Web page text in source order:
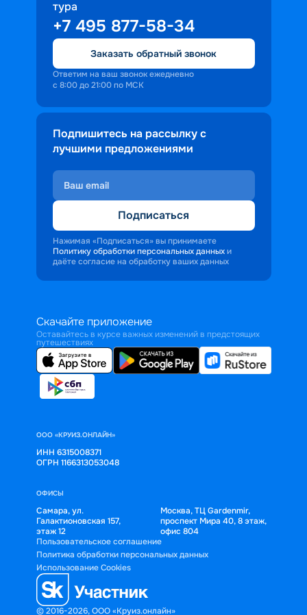
доброжелательность и заинтересованность
персонала корабля в каждом госте.
Ступая на борт теплохода, пассажиры
попадают в совершенно иную атмосферу,
где властвует тяга к приключениям и
открытиям.
тура
+7 495 877-58-34
Заказать обратный звонок
Ответим на ваш звонок ежедневно
с 8:00 до 21:00 по МСК
Подпишитесь на рассылку с
лучшими предложениями
Подписаться
Нажимая «Подписаться» вы принимаете
Политику обработки персональных данных и
даёте согласие на обработку ваших данных
Скачайте приложение
Оставайтесь в курсе важных изменений в предстоящих
путешествиях
ООО «КРУИЗ.ОНЛАЙН»
ИНН 6315008371
ОГРН 1166313053048
ОФИСЫ
Самара, ул.
Галактионовская 157,
этаж 12
Москва, ТЦ Gardenmir,
проспект Мира 40, 8 этаж,
офис 804
© 2016-2026, ООО «Круиз.онлайн»
Пользовательское соглашение
Политика обработки персональных данных
Использование Cookies